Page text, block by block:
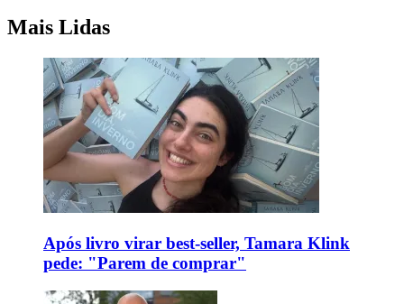
Mais Lidas
Após livro virar best-seller, Tamara Klink
pede: "Parem de comprar"